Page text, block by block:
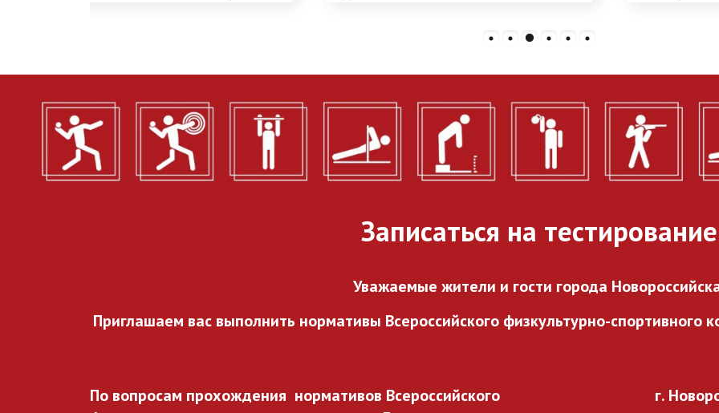
Здесь прошла встреча в
городского проекта
27.07.2026
Записаться на тестирование
Уважаемые жители и гости города
Приглашаем вас выполнить нормативы Всероссийского физкультурно-спортивного
По вопросам прохождения нормативов Всероссийского
г.